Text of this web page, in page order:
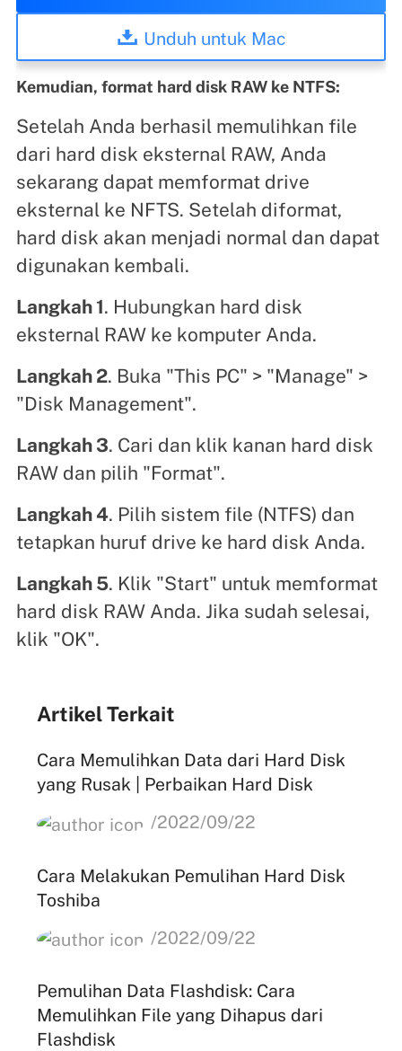
Unduh untuk Mac
Kemudian, format hard disk RAW ke NTFS:
Setelah Anda berhasil memulihkan file
dari hard disk eksternal RAW, Anda
sekarang dapat memformat drive
eksternal ke NFTS. Setelah diformat,
hard disk akan menjadi normal dan dapat
digunakan kembali.
Langkah 1. Hubungkan hard disk
eksternal RAW ke komputer Anda.
Langkah 2. Buka "This PC" > "Manage" >
"Disk Management".
Langkah 3. Cari dan klik kanan hard disk
RAW dan pilih "Format".
Langkah 4. Pilih sistem file (NTFS) dan
tetapkan huruf drive ke hard disk Anda.
Langkah 5. Klik "Start" untuk memformat
hard disk RAW Anda. Jika sudah selesai,
klik "OK".
Artikel Terkait
Cara Memulihkan Data dari Hard Disk
yang Rusak | Perbaikan Hard Disk
/2022/09/22
Cara Melakukan Pemulihan Hard Disk
Toshiba
/2022/09/22
Pemulihan Data Flashdisk: Cara
Memulihkan File yang Dihapus dari
Flashdisk